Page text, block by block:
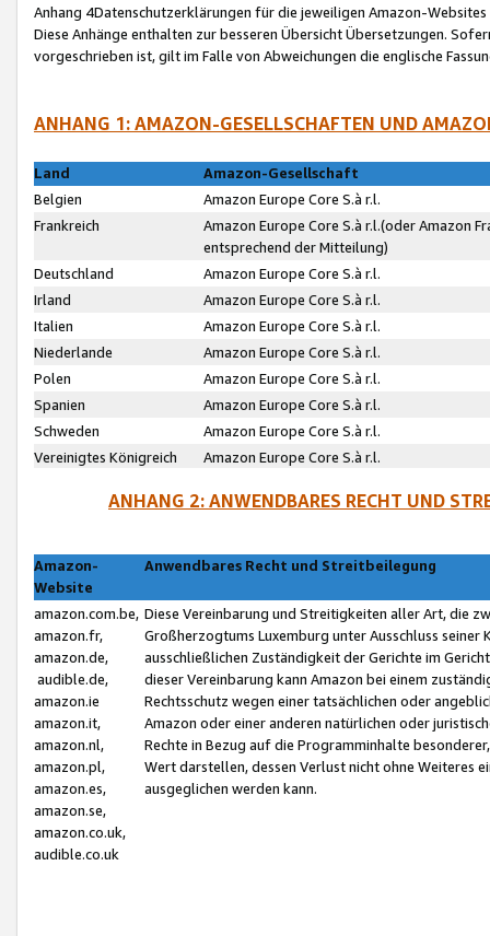
Anhang 4Datenschutzerklärungen für die jeweiligen Amazon-Websites
Diese Anhänge enthalten zur besseren Übersicht Übersetzungen.
vorgeschrieben ist, gilt im Falle von Abweichungen die englische
ANHANG 1: AMAZON-GESELLSCHAFTEN UND
Land
Amazon-Gesellschaft
Belgien
Amazon Europe Core S.à r.l.
Frankreich
Amazon Europe Core S.à r.l.(oder Amazon
entsprechend der Mitteilung)
Deutschland
Amazon Europe Core S.à r.l.
Irland
Amazon Europe Core S.à r.l.
Italien
Amazon Europe Core S.à r.l.
Niederlande
Amazon Europe Core S.à r.l.
Polen
Amazon Europe Core S.à r.l.
Spanien
Amazon Europe Core S.à r.l.
Schweden
Amazon Europe Core S.à r.l.
Vereinigtes Königreich
Amazon Europe Core S.à r.l.
ANHANG 2: ANWENDBARES RECHT UND
Amazon-
Website
Anwendbares Recht und Streitbeilegung
amazon.com.be,
amazon.fr,
amazon.de,
audible.de,
amazon.ie
amazon.it,
amazon.nl,
amazon.pl,
amazon.es,
amazon.se,
amazon.co.uk,
audible.co.uk
Diese Vereinbarung und Streitigkeiten aller Art, die
Großherzogtums Luxemburg unter Ausschluss
ausschließlichen Zuständigkeit der Gerichte im
dieser Vereinbarung kann Amazon bei einem
Rechtsschutz wegen einer tatsächlichen oder
Amazon oder einer anderen natürlichen oder
Rechte in Bezug auf die Programminhalte
Wert darstellen, dessen Verlust nicht ohne Weiteres
ausgeglichen werden kann.